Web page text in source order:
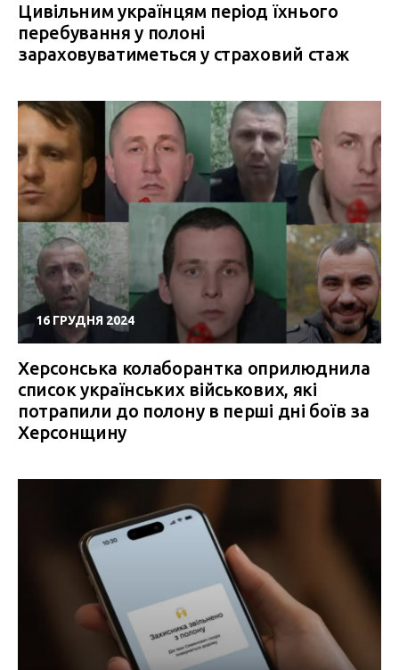
Цивільним українцям період їхнього
перебування у полоні
зараховуватиметься у страховий стаж
16 ГРУДНЯ 2024
Херсонська колаборантка оприлюднила
список українських військових, які
потрапили до полону в перші дні боїв за
Херсонщину